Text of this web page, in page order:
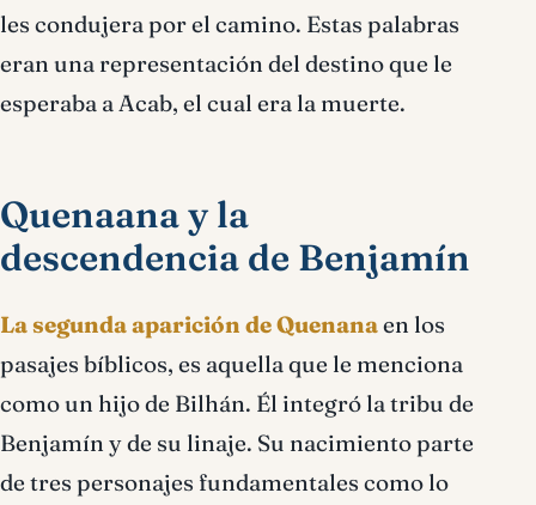
les condujera por el camino. Estas palabras
eran una representación del destino que le
esperaba a Acab, el cual era la muerte.
Quenaana y la
descendencia de Benjamín
La segunda aparición de Quenanaen los
pasajes bíblicos, es aquella que le menciona
como un hijo de Bilhán. Él integró la tribu de
Benjamín y de su linaje. Su nacimiento parte
de tres personajes fundamentales como lo